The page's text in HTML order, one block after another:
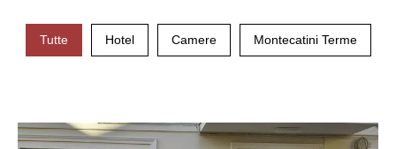
Tutte Hotel Camere Montecatini Terme
gallery-generale